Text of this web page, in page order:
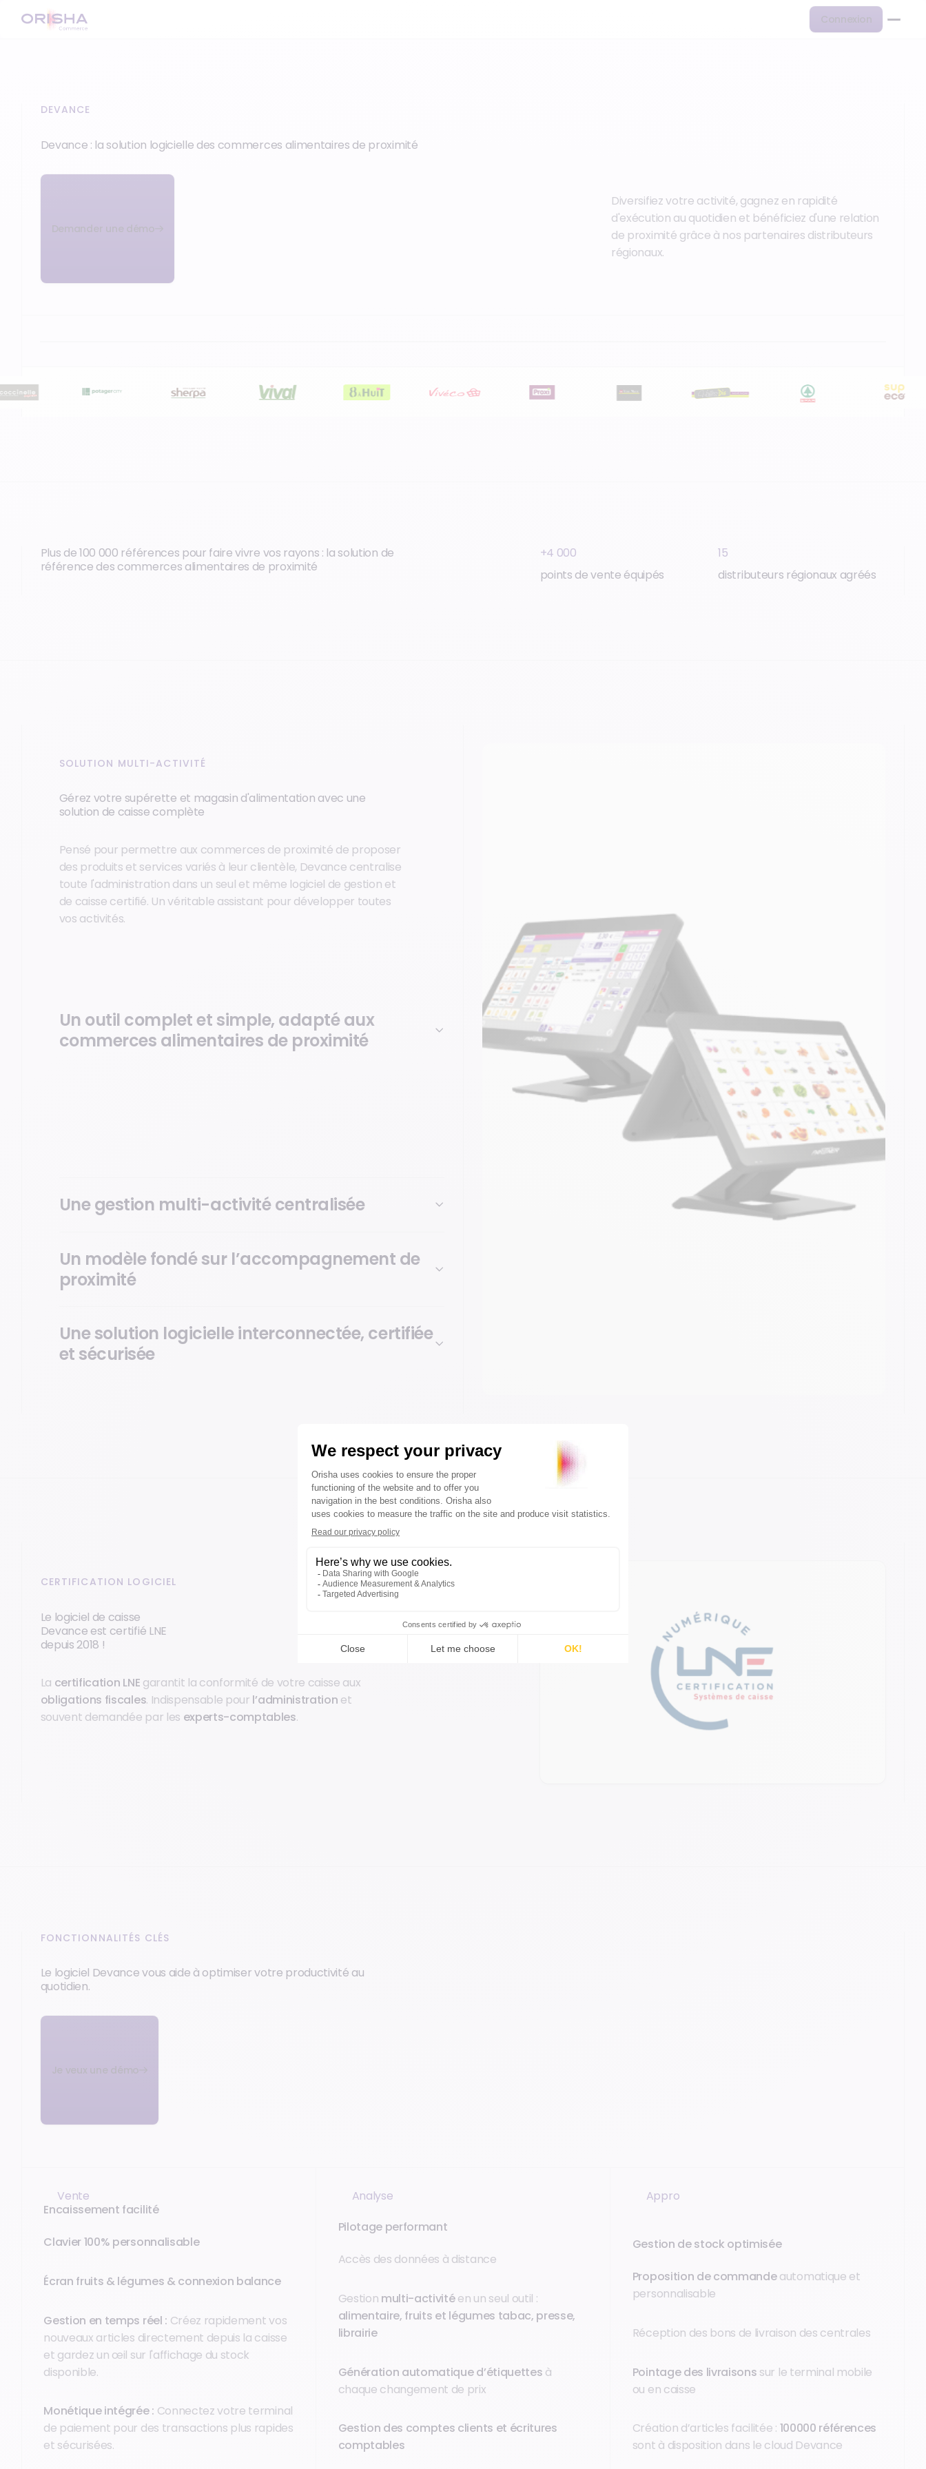
Connexion
DEVANCE
Devance : la solution logicielle des commerces alimentaires de proximité
Demander une démo
Diversifiez votre activité, gagnez en rapidité
d'exécution au quotidien et bénéficiez d'une relation
de proximité grâce à nos partenaires distributeurs
régionaux.
Plus de 100 000 références pour faire vivre vos rayons : la solution de
référence des commerces alimentaires de proximité
+4 000
points de vente équipés
15
distributeurs régionaux agréés
SOLUTION MULTI-ACTIVITÉ
Gérez votre supérette et magasin d'alimentation avec une
solution de caisse complète
Pensé pour permettre aux commerces de proximité de proposer
des produits et services variés à leur clientèle, Devance centralise
toute l'administration dans un seul et même logiciel de gestion et
de caisse certifié. Un véritable assistant pour développer toutes
vos activités.
Un outil complet et simple, adapté aux
commerces alimentaires de proximité
Une gestion multi-activité centralisée
Un modèle fondé sur l’accompagnement de
proximité
Une solution logicielle interconnectée, certifiée
et sécurisée
CERTIFICATION LOGICIEL
Le logiciel de caisse
Devance est certifié LNE
depuis 2018 !
La certification LNE garantit la conformité de votre caisse aux
obligations fiscales. Indispensable pour l’administration et
souvent demandée par les experts-comptables.
FONCTIONNALITÉS CLÉS
Le logiciel Devance vous aide à optimiser votre productivité au
quotidien.
‍Je veux une démo
Vente
Encaissement facilité
Clavier 100% personnalisable
Écran fruits & légumes & connexion balance
Gestion en temps réel : Créez rapidement vos
nouveaux articles directement depuis la caisse
et gardez un œil sur l'affichage du stock
disponible.
Monétique intégrée : Connectez votre terminal
de paiement pour des transactions plus rapides
et sécurisées.
Analyse
Pilotage performant
Accès des données à distance
Gestion multi-activitéen un seul outil :
alimentaire, fruits et légumes tabac, presse,
librairie
Génération automatique d’étiquettes à
chaque changement de prix
Gestion des comptes clients et écritures
comptables
Appro
Gestion de stock optimisée
Proposition de commandeautomatique et
personnalisable
Réception des bons de livraison des centrales
Pointage des livraisons sur le terminal mobile
ou en caisse
Création d’articles facilitée : 100000 références
sont à disposition dans le cloud Devance